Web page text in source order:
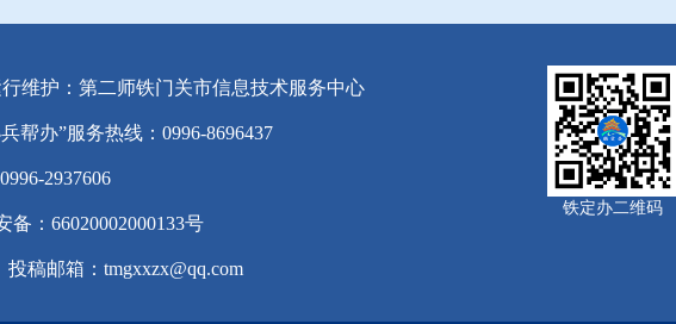
维护：第二师铁门关市信息技术服务中心
帮办”服务热线：0996-8696437
2937606
备：66020002000133号
投稿邮箱：tmgxxzx@qq.com
铁定办二维码